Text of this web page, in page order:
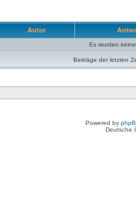
Autor
Es wurden
Beiträge der letzten
Powered by
Deutsche